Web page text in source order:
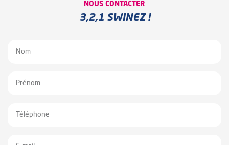
NOUS CONTACTER
3,2,1 SWINEZ !